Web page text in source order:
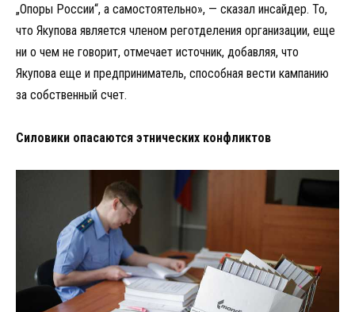
„Опоры России“, а самостоятельно», — сказал инсайдер. То,
что Якупова является членом реготделения организации, еще
ни о чем не говорит, отмечает источник, добавляя, что
Якупова еще и предприниматель, способная вести кампанию
за собственный счет.
Силовики опасаются этнических конфликтов